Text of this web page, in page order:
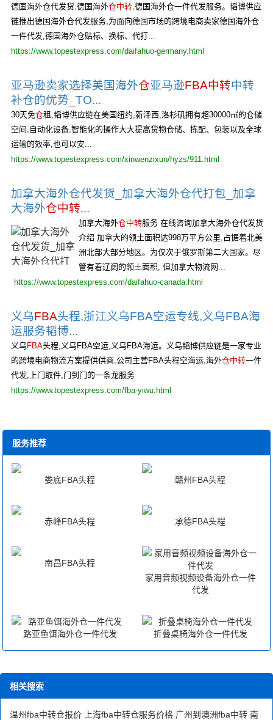
德国海外仓代发货,德国海外仓中转,德国海外仓一件代发服务。韬博供应
链推出德国海外仓代发服务,为面向德国市场的跨境电商卖家德国海外仓
一件代发,德国海外仓贴标、换标、代打...
https://www.topestexpress.com/daifahuo-germany.html
亚马逊卖家选择美国海外仓亚马逊FBA中转中转
补仓的优势_TO...
30天免仓租,韬博供应链在美国纽约,新泽西,洛杉矶拥有超30000㎡的仓储
空间,自动化设备,智能化的操作大大提高货物仓储、拣配、包装以及全球
运输的效率,也可以安...
https://www.topestexpress.com/xinwenzixun/hyzs/911.html
加拿大海外仓代发货_加拿大海外仓代打包_加拿
大海外仓中转...
加拿大海外仓中转服务 在线咨询加拿大海外仓代发货
介绍 加拿大的领土面积达998万平方公里,占据着北美
洲北部大部分地区。为仅次于俄罗斯第二大国家。尽
管有着辽阔的领土面积, 但加拿大物流网...
https://www.topestexpress.com/daifahuo-canada.html
义乌FBA头程,浙江义乌FBA空运专线,义乌FBA海
运服务韬博...
义乌 FBA头程,义乌FBA空运,义乌FBA海运。义乌韬博供应链是一家专业
的跨境电商物流方案提供供商,公司主营FBA头程空海运,海外仓中转一件
代发,上门取件,门到门的一条龙服务
https://www.topestexpress.com/fba-yiwu.html
服务推荐
娄底FBA头程 赣州FBA头程
赤峰FBA头程 承德FBA头程
南昌FBA头程
家用音频视频设备海外仓一件
代发
路亚鱼饵海外仓一件代发 折叠桌椅海外仓一件代发
相关搜索
温州fba中转仓报价 上海fba中转仓服务价格 广州到澳洲fba中转 南